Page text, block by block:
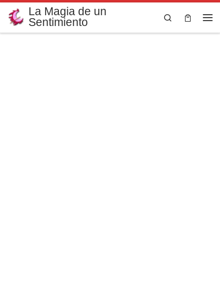
Saltar al contenido
La Magia de un
Sentimiento
Search